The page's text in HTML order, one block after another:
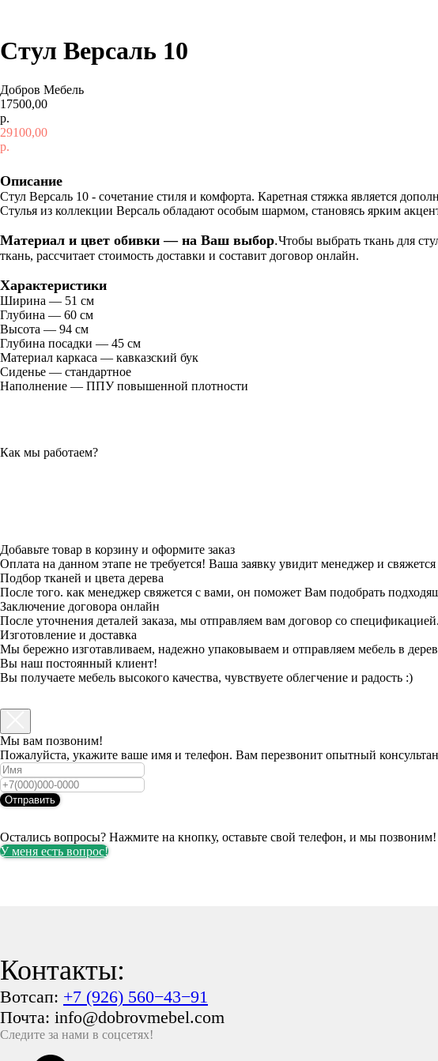
Стул Версаль 10
Добров Мебель
17500,00
р.
29100,00
р.
Описание
Стул Версаль 10 - сочетание стиля и комфорта. Каретная стяжка является
Стулья из коллекции Версаль обладают особым шармом, становясь ярким
Материал и цвет обивки — на Ваш выбор.Чтобы выбрать ткань для
ткань, рассчитает стоимость доставки и составит договор онлайн.
Характеристики
Ширина — 51 см
Глубина — 60 см
Высота — 94 см
Глубина посадки — 45 см
Материал каркаса — кавказский бук
Сиденье — стандартное
Наполнение — ППУ повышенной плотности
Как мы работаем?
Добавьте товар в корзину и оформите заказ
Оплата на данном этапе не требуется! Ваша заявку увидит менеджер и
Подбор тканей и цвета дерева
После того. как менеджер свяжется с вами, он поможет Вам подобрать
Заключение договора онлайн
После уточнения деталей заказа, мы отправляем вам договор со
Изготовление и доставка
Мы бережно изготавливаем, надежно упаковываем и отправляем мебель в
Вы наш постоянный клиент!
Вы получаете мебель высокого качества, чувствуете облегчение и радость :)
Мы вам позвоним!
Пожалуйста, укажите ваше имя и телефон. Вам перезвонит опытный
Отправить
Остались вопросы? Нажмите на кнопку, оставьте свой телефон, и мы позвоним!
У меня есть вопрос!
Контакты:
Вотсап: +7 (926) 560−43−91
Почта: info@dobrovmebel.com
Следите за нами в соцсетях!